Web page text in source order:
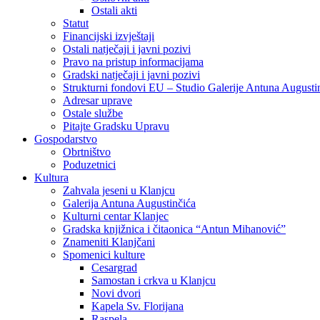
Ostali akti
Statut
Financijski izvještaji
Ostali natječaji i javni pozivi
Pravo na pristup informacijama
Gradski natječaji i javni pozivi
Strukturni fondovi EU – Studio Galerije Antuna
Adresar uprave
Ostale službe
Pitajte Gradsku Upravu
Gospodarstvo
Obrtništvo
Poduzetnici
Kultura
Zahvala jeseni u Klanjcu
Galerija Antuna Augustinčića
Kulturni centar Klanjec
Gradska knjižnica i čitaonica “Antun Mihanović”
Znameniti Klanjčani
Spomenici kulture
Cesargrad
Samostan i crkva u Klanjcu
Novi dvori
Kapela Sv. Florijana